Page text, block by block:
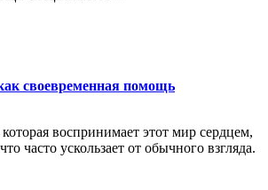
своевременная помощь
воспринимает этот мир сердцем,
часто ускользает от обычного взгляда.